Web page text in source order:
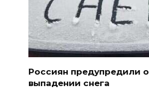
Россиян предупредили о
выпадении снега